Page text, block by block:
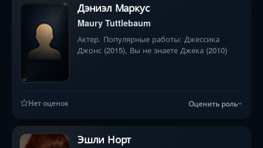
Дэниэл Маркус
Maury Tuttlebaum
Актер. Популярные работы: Джессика
Джонс (2015), Вы не знаете Джека (2010)
Нет оценок Оценить роль
Эшли Норт